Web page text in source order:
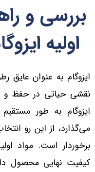
اولیه
ایزوگام به عنوان عایق
نقشی حیاتی در حفظ و
ایزوگام به طور
می‌گذارد، از این رو
برخوردار است. مواد
کیفیت نهایی محصول